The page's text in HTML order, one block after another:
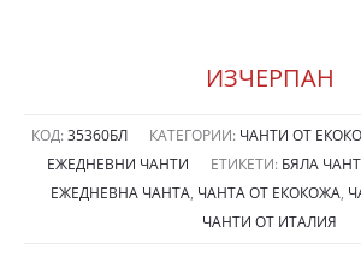
ИЗЧЕРПАН
КОД: 35360БЛ КАТЕГОРИИ: ЧАНТИ ОТ
ЕЖЕДНЕВНИ ЧАНТИ
ЕТИКЕТИ: БЯЛА
ЕЖЕДНЕВНА ЧАНТА, ЧАНТА ОТ ЕКОКОЖА,
ЧАНТИ ОТ ИТАЛИЯ